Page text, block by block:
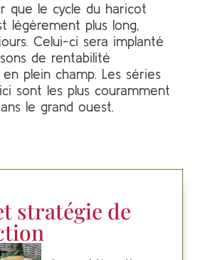
que le cycle du haricot
légèrement plus long,
Celui-ci sera implanté
de rentabilité
plein champ. Les séries
sont les plus couramment
le grand ouest.
stratégie de